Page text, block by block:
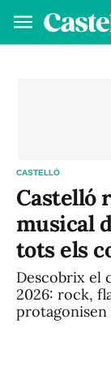
CASTELLÓ
Castelló
musical
tots els
Descobrix el
2026: rock,
protagonisen